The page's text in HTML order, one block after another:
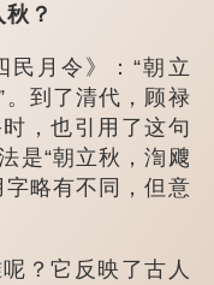
？
月令》：“朝立
到了清代，顾禄
，也引用了这句
是“朝立秋，渹飕
略有不同，但意
？它反映了古人